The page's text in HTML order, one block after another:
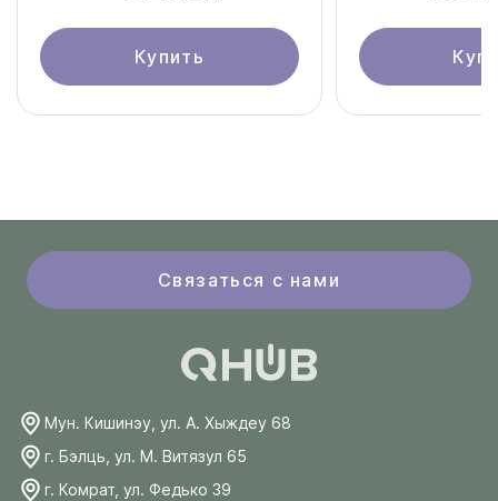
Купить
Связаться с нами
Мун. Кишинэу, ул. А. Хыждеу 68
г. Бэлць, ул. М. Витязул 65
г. Комрат, ул. Федько 39